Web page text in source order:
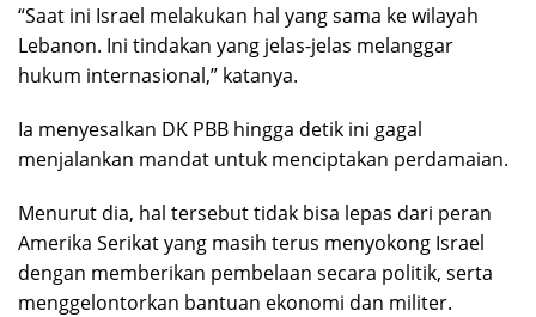
“Saat ini Israel melakukan hal yang sama ke wilayah
Lebanon. Ini tindakan yang jelas-jelas melanggar
hukum internasional,” katanya.
Ia menyesalkan DK PBB hingga detik ini gagal
menjalankan mandat untuk menciptakan perdamaian.
Menurut dia, hal tersebut tidak bisa lepas dari peran
Amerika Serikat yang masih terus menyokong Israel
dengan memberikan pembelaan secara politik, serta
menggelontorkan bantuan ekonomi dan militer.